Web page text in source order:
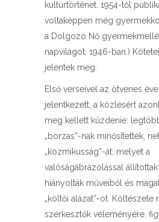
kultúrtörténet. 1954-től
voltaképpen még
a Dolgozó Nő
napvilágot, 1946-ban.)
jelentek meg.
Első verseivel az ötvenes
jelentkezett, a közlésért
meg kellett küzdenie:
„borzas”-nak minősítették,
„kozmikusság”-át, melyet a
valóságábrázolással
hiányolták műveiből és
„költői alázat”-ot. Költészete
szerkesztők véleményére,